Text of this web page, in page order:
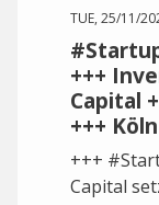
TUE, 25/11/
+++
Capital
+++
+++
Capital